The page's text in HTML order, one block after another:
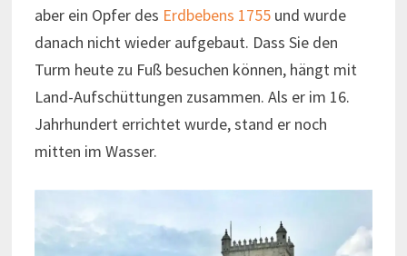
aber ein Opfer des Erdbebens 1755und wurde
danach nicht wieder aufgebaut. Dass Sie den
Turm heute zu Fuß besuchen können, hängt mit
Land-Aufschüttungen zusammen. Als er im 16.
Jahrhundert errichtet wurde, stand er noch
mitten im Wasser.